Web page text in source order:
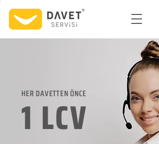
HER DAVETTEN ÖNCE
1 LCV